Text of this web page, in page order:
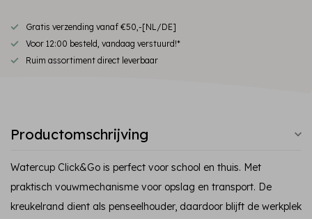
Gratis verzending vanaf €50,-[NL/DE]
Voor 12:00 besteld, vandaag verstuurd!*
Ruim assortiment direct leverbaar
Productomschrijving
Watercup Click&Go is perfect voor school en thuis. Met
praktisch vouwmechanisme voor opslag en transport. De
kreukelrand dient als penseelhouder, daardoor blijft de werkplek